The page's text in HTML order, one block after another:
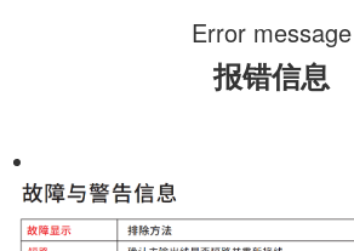
Error message
报错信息